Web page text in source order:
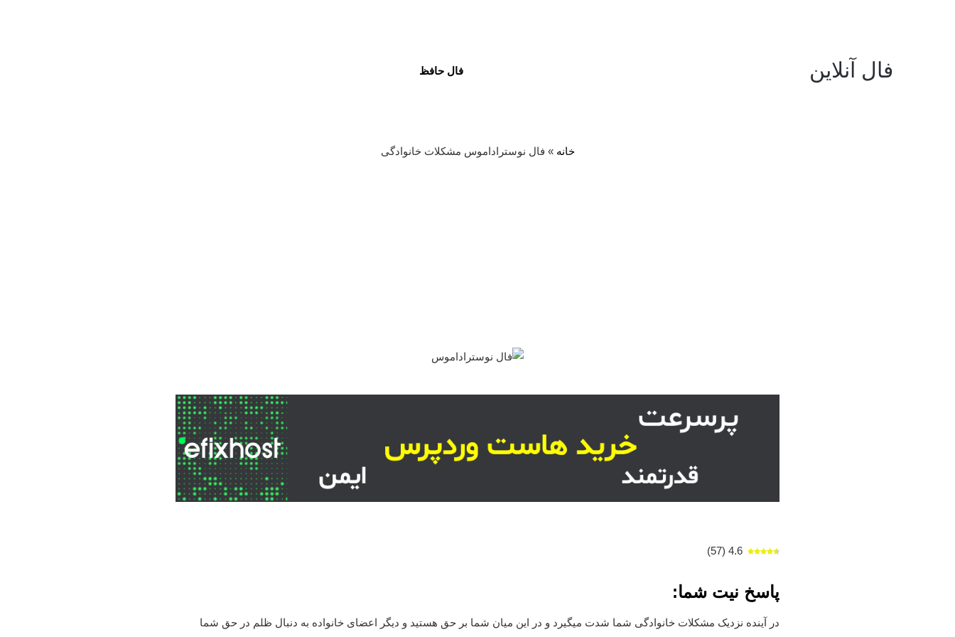
فال آنلاین فال حافظ
خانه » فال نوستراداموس مشکلات خانوادگی
4.6
(
57
)
پاسخ نیت شما:
در آینده نزدیک مشکلات خانوادگی شما شدت میگیرد و در این میان شما بر حق هستید و دیگر اعضای خانواده به دنبال ظلم در حق شما